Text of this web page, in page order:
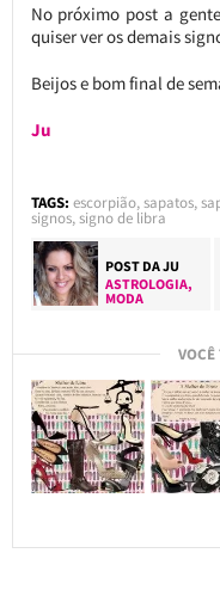
No próximo post a
quiser ver os demais
Beijos e bom final de
Ju
TAGS: escorpião,sapatos,
signos,signo de libra
POST DAJU
ASTROLOGIA,
MODA
VOCÊ